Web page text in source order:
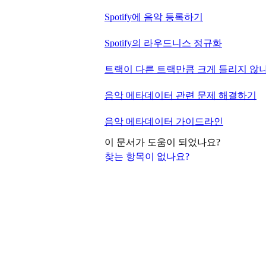
찾는 항목이 없나요?
Spotify에 음악 등록하기
Spotify의 라우드니스 정규화
트랙이 다른 트랙만큼 크게 들리지 않
음악 메타데이터 관련 문제 해결하기
음악 메타데이터 가이드라인
이 문서가 도움이 되었나요?